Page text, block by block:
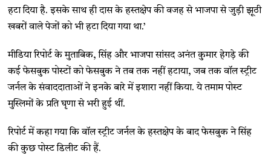
हटा दिया है. इसके साथ ही दास के हस्तक्षेप की वजह से भाजपा से जुड़ी झूठी
खबरों वाले पेजों को भी हटा दिया गया था.’
मीडिया रिपोर्ट के मुताबिक, सिंह और भाजपा सांसद अनंत कुमार हेगड़े की
कई फेसबुक पोस्टों को फेसबुक ने तब तक नहीं हटाया, जब तक वॉल स्ट्रीट
जर्नल के संवाददाताओं ने इनके बारे में इशारा नहीं किया. ये तमाम पोस्ट
मुस्लिमों के प्रति घृणा से भरी हुई थीं.
रिपोर्ट में कहा गया कि वॉल स्ट्रीट जर्नल के हस्तक्षेप के बाद फेसबुक ने सिंह
की कुछ पोस्ट डिलीट की हैं.